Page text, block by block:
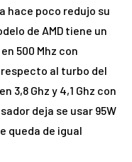
hace poco redujo su
de AMD tiene un
500 Mhz con
respecto al turbo del
3,8 Ghz y 4,1 Ghz con
deja se usar 95W
queda de igual